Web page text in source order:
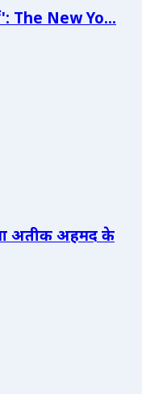
The New Yo...
अतीक अहमद के